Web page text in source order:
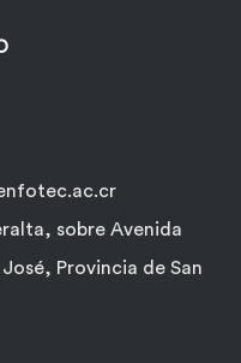
sobre Avenida
Provincia de San